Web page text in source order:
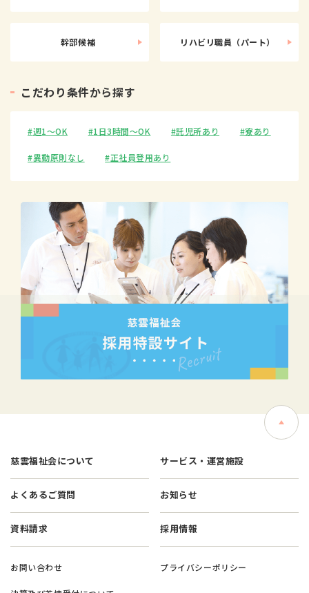
幹部候補 リハビリ職員（パート）
こ だわり条件から探す
週1〜OK 1日3時間〜OK 託児所あり 寮あり
異動原則なし 正社員登用あり
慈雲福祉会について サービス・運営施設
よくあるご質問 お知らせ
資料請求 採用情報
お問い合わせ プライバシーポリシー